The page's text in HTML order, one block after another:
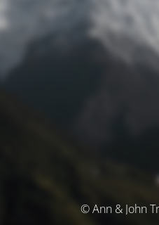
© Ann & John